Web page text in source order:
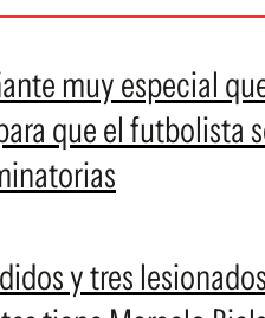
muy especial
que el futbolista
y tres